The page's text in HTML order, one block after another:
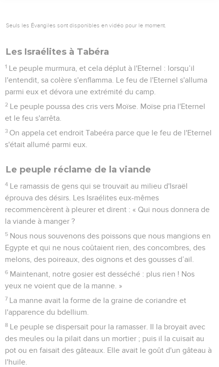
Seuls les Évangiles sont disponibles en vidéo pour le moment.
Les Israélites à Tabéra
1 Le peuple murmura, et cela déplut à l'Eternel : lorsqu’il
l'entendit, sa colère s'enflamma. Le feu de l'Eternel s'alluma
parmi eux et dévora une extrémité du camp.
2 Le peuple poussa des cris vers Moïse. Moïse pria l'Eternel
et le feu s'arrêta.
3 On appela cet endroit Tabeéra parce que le feu de l'Eternel
s'était allumé parmi eux.
Le peuple réclame de la viande
4 Le ramassis de gens qui se trouvait au milieu d'Israël
éprouva des désirs. Les Israélites eux-mêmes
recommencèrent à pleurer et dirent : « Qui nous donnera de
la viande à manger ?
5 Nous nous souvenons des poissons que nous mangions en
Egypte et qui ne nous coûtaient rien, des concombres, des
melons, des poireaux, des oignons et des gousses d’ail.
6 Maintenant, notre gosier est desséché : plus rien ! Nos
yeux ne voient que de la manne. »
7 La manne avait la forme de la graine de coriandre et
l'apparence du bdellium.
8 Le peuple se dispersait pour la ramasser. Il la broyait avec
des meules ou la pilait dans un mortier ; puis il la cuisait au
pot ou en faisait des gâteaux. Elle avait le goût d'un gâteau à
l'huile.